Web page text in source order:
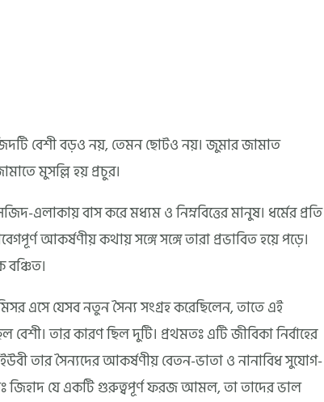
বেশী বড়ও নয়, তেমন ছোটও নয়। জুমার জামাত
মুসল্লি হয় প্রচুর।
এলাকায় বাস করে মধ্যম ও নিম্নবিত্তের মানুষ। ধর্মের প্রতি
আকর্ষণীয় কথায় সঙ্গে সঙ্গে তারা প্রভাবিত হয়ে পড়ে।
এসে যেসব নতুন সৈন্য সংগ্রহ করেছিলেন, তাতে এই
বেশী। তার কারণ ছিল দুটি। প্রথমতঃ এটি জীবিকা নির্বাহের
তার সৈন্যদের আকর্ষণীয় বেতন-ভাতা ও নানাবিধ সুযোগ-
জিহাদ যে একটি গুরুত্বপূর্ণ ফরজ আমল, তা তাদের ভাল